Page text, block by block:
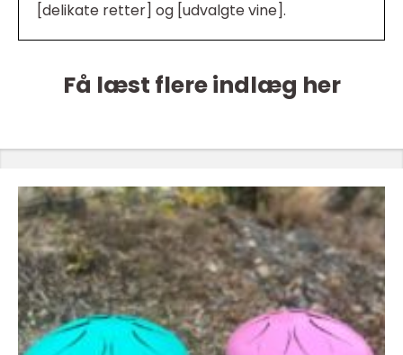
[delikate retter] og [udvalgte vine].
Få læst flere indlæg her